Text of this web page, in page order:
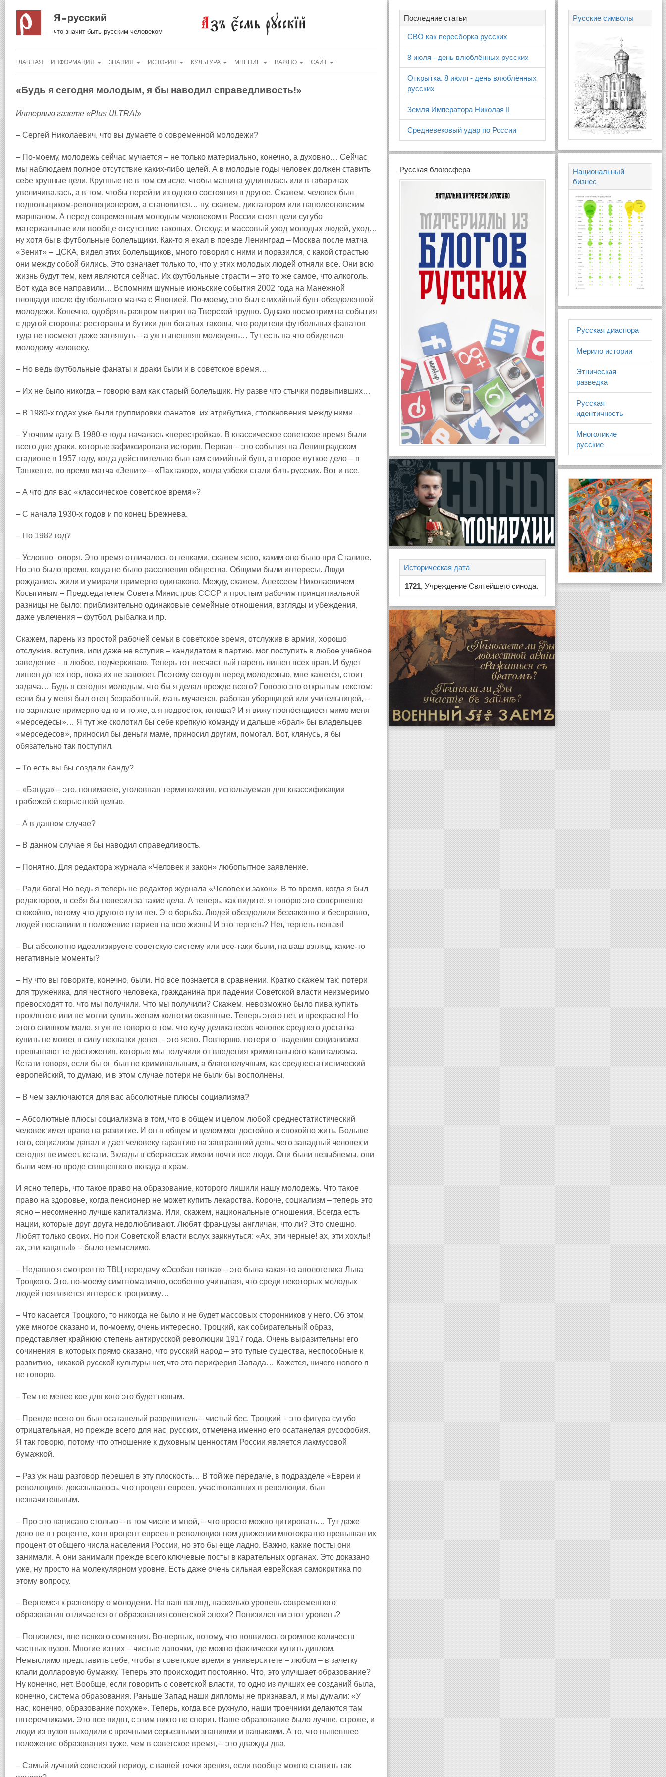
Я русский
что значит быть русским человеком
ГЛАВНАЯ ИНФОРМАЦИЯ ЗНАНИЯ ИСТОРИЯ КУЛЬТУРА МНЕНИЕ ВАЖНО САЙТ
«Будь я сегодня молодым, я бы наводил справедливость!»
Интервью газете «Plus ULTRA!»
– Сергей Николаевич, что вы думаете о современной молодежи?
– По‑моему, молодежь сейчас мучается – не только материально, конечно, а духовно… Сейчас
мы наблюдаем полное отсутствие каких‑либо целей. А в молодые годы человек должен ставить
себе крупные цели. Крупные не в том смысле, чтобы машина удлинялась или в габаритах
увеличивалась, а в том, чтобы перейти из одного состояния в другое. Скажем, человек был
подпольщиком‑революционером, а становится… ну, скажем, диктатором или наполеоновским
маршалом. А перед современным молодым человеком в России стоят цели сугубо
материальные или вообще отсутствие таковых. Отсюда и массовый уход молодых людей, уход…
ну хотя бы в футбольные болельщики. Как‑то я ехал в поезде Ленинград – Москва после матча
«Зенит» – ЦСКА, видел этих болельщиков, много говорил с ними и поразился, с какой страстью
они между собой бились. Это означает только то, что у этих молодых людей отняли все. Они всю
жизнь будут тем, кем являются сейчас. Их футбольные страсти – это то же самое, что алкоголь.
Вот куда все направили… Вспомним шумные июньские события 2002 года на Манежной
площади после футбольного матча с Японией. По‑моему, это был стихийный бунт обездоленной
молодежи. Конечно, одобрять разгром витрин на Тверской трудно. Однако посмотрим на события
с другой стороны: рестораны и бутики для богатых таковы, что родители футбольных фанатов
туда не посмеют даже заглянуть – а уж нынешняя молодежь… Тут есть на что обидеться
молодому человеку.
– Но ведь футбольные фанаты и драки были и в советское время…
– Их не было никогда – говорю вам как старый болельщик. Ну разве что стычки подвыпивших…
– В 1980‑х годах уже были группировки фанатов, их атрибутика, столкновения между ними…
– Уточним дату. В 1980‑е годы началась «перестройка». В классическое советское время были
всего две драки, которые зафиксировала история. Первая – это события на Ленинградском
стадионе в 1957 году, когда действительно был там стихийный бунт, а второе жуткое дело – в
Ташкенте, во время матча «Зенит» – «Пахтакор», когда узбеки стали бить русских. Вот и все.
– А что для вас «классическое советское время»?
– С начала 1930‑х годов и по конец Брежнева.
– По 1982 год?
– Условно говоря. Это время отличалось оттенками, скажем ясно, каким оно было при Сталине.
Но это было время, когда не было расслоения общества. Общими были интересы. Люди
рождались, жили и умирали примерно одинаково. Между, скажем, Алексеем Николаевичем
Косыгиным – Председателем Совета Министров СССР и простым рабочим принципиальной
разницы не было: приблизительно одинаковые семейные отношения, взгляды и убеждения,
даже увлечения – футбол, рыбалка и пр.
Скажем, парень из простой рабочей семьи в советское время, отслужив в армии, хорошо
отслужив, вступив, или даже не вступив – кандидатом в партию, мог поступить в любое учебное
заведение – в любое, подчеркиваю. Теперь тот несчастный парень лишен всех прав. И будет
лишен до тех пор, пока их не завоюет. Поэтому сегодня перед молодежью, мне кажется, стоит
задача… Будь я сегодня молодым, что бы я делал прежде всего? Говорю это открытым текстом:
если бы у меня был отец безработный, мать мучается, работая уборщицей или учительницей, –
по зарплате примерно одно и то же, а я подросток, юноша? И я вижу проносящиеся мимо меня
«мерседесы»… Я тут же сколотил бы себе крепкую команду и дальше «брал» бы владельцев
«мерседесов», приносил бы деньги маме, приносил другим, помогал. Вот, клянусь, я бы
обязательно так поступил.
– То есть вы бы создали банду?
– «Банда» – это, понимаете, уголовная терминология, используемая для классификации
грабежей с корыстной целью.
– А в данном случае?
– В данном случае я бы наводил справедливость.
– Понятно. Для редактора журнала «Человек и закон» любопытное заявление.
– Ради бога! Но ведь я теперь не редактор журнала «Человек и закон». В то время, когда я был
редактором, я себя бы повесил за такие дела. А теперь, как видите, я говорю это совершенно
спокойно, потому что другого пути нет. Это борьба. Людей обездолили беззаконно и бесправно,
людей поставили в положение париев на всю жизнь! И это терпеть? Нет, терпеть нельзя!
– Вы абсолютно идеализируете советскую систему или все‑таки были, на ваш взгляд, какие‑то
негативные моменты?
– Ну что вы говорите, конечно, были. Но все познается в сравнении. Кратко скажем так: потери
для труженика, для честного человека, гражданина при падении Советской власти неизмеримо
превосходят то, что мы получили. Что мы получили? Скажем, невозможно было пива купить
проклятого или не могли купить женам колготки окаянные. Теперь этого нет, и прекрасно! Но
этого слишком мало, я уж не говорю о том, что кучу деликатесов человек среднего достатка
купить не может в силу нехватки денег – это ясно. Повторяю, потери от падения социализма
превышают те достижения, которые мы получили от введения криминального капитализма.
Кстати говоря, если бы он был не криминальным, а благополучным, как среднестатистический
европейский, то думаю, и в этом случае потери не были бы восполнены.
– В чем заключаются для вас абсолютные плюсы социализма?
– Абсолютные плюсы социализма в том, что в общем и целом любой среднестатистический
человек имел право на развитие. И он в общем и целом мог достойно и спокойно жить. Больше
того, социализм давал и дает человеку гарантию на завтрашний день, чего западный человек и
сегодня не имеет, кстати. Вклады в сберкассах имели почти все люди. Они были незыблемы, они
были чем‑то вроде священного вклада в храм.
И ясно теперь, что такое право на образование, которого лишили нашу молодежь. Что такое
право на здоровье, когда пенсионер не может купить лекарства. Короче, социализм – теперь это
ясно – несомненно лучше капитализма. Или, скажем, национальные отношения. Всегда есть
нации, которые друг друга недолюбливают. Любят французы англичан, что ли? Это смешно.
Любят только своих. Но при Советской власти вслух заикнуться: «Ах, эти черные! ах, эти хохлы!
ах, эти кацапы!» – было немыслимо.
– Недавно я смотрел по ТВЦ передачу «Особая папка» – это была какая‑то апологетика Льва
Троцкого. Это, по‑моему симптоматично, особенно учитывая, что среди некоторых молодых
людей появляется интерес к троцкизму…
– Что касается Троцкого, то никогда не было и не будет массовых сторонников у него. Об этом
уже многое сказано и, по‑моему, очень интересно. Троцкий, как собирательный образ,
представляет крайнюю степень антирусской революции 1917 года. Очень выразительны его
сочинения, в которых прямо сказано, что русский народ – это тупые существа, неспособные к
развитию, никакой русской культуры нет, что это периферия Запада… Кажется, ничего нового я
не говорю.
– Тем не менее кое для кого это будет новым.
– Прежде всего он был осатанелый разрушитель – чистый бес. Троцкий – это фигура сугубо
отрицательная, но прежде всего для нас, русских, отмечена именно его осатанелая русофобия.
Я так говорю, потому что отношение к духовным ценностям России является лакмусовой
бумажкой.
– Раз уж наш разговор перешел в эту плоскость… В той же передаче, в подразделе «Евреи и
революция», доказывалось, что процент евреев, участвовавших в революции, был
незначительным.
– Про это написано столько – в том числе и мной, – что просто можно цитировать… Тут даже
дело не в проценте, хотя процент евреев в революционном движении многократно превышал их
процент от общего числа населения России, но это бы еще ладно. Важно, какие посты они
занимали. А они занимали прежде всего ключевые посты в карательных органах. Это доказано
уже, ну просто на молекулярном уровне. Есть даже очень сильная еврейская самокритика по
этому вопросу.
– Вернемся к разговору о молодежи. На ваш взгляд, насколько уровень современного
образования отличается от образования советской эпохи? Понизился ли этот уровень?
– Понизился, вне всякого сомнения. Во‑первых, потому, что появилось огромное количеств
частных вузов. Многие из них – чистые лавочки, где можно фактически купить диплом.
Немыслимо представить себе, чтобы в советское время в университете – любом – в зачетку
клали долларовую бумажку. Теперь это происходит постоянно. Что, это улучшает образование?
Ну конечно, нет. Вообще, если говорить о советской власти, то одно из лучших ее созданий была,
конечно, система образования. Раньше Запад наши дипломы не признавал, и мы думали: «У
нас, конечно, образование похуже». Теперь, когда все рухнуло, наши троечники делаются там
пятерочниками. Это все видят, с этим никто не спорит. Наше образование было лучше, строже, и
люди из вузов выходили с прочными серьезными знаниями и навыками. А то, что нынешнее
положение образования хуже, чем в советское время, – это дважды два.
– Самый лучший советский период, с вашей точки зрения, если вообще можно ставить так
Последние статьи
СВО как пересборка русских
8 июля - день влюблённых русских
Открытка. 8 июля - день влюблённых
русских
Земля Императора Николая II
Средневековый удар по России
Русская блогосфера
Историческая дата
1721, Учреждение Святейшего синода.
Русские символы
Национальный
бизнес
Русская диаспора
Мерило истории
Этническая
разведка
Русская
идентичность
Многоликие
русские